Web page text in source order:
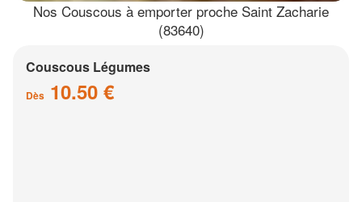
Nos Couscous à emporter proche Saint Zacharie
(83640)
Couscous Légumes
Dès 10.50 €